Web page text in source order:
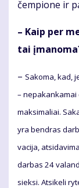
čem­pio­ne ir
– Kaip per
tai
– Sa­ko­ma, kad,
– ne­pa­kan­ka­mai
mak­si­ma­liai.
yra ben­dras
va­ci­ja,
dar­bas 24
siek­si. At­si­ke­li